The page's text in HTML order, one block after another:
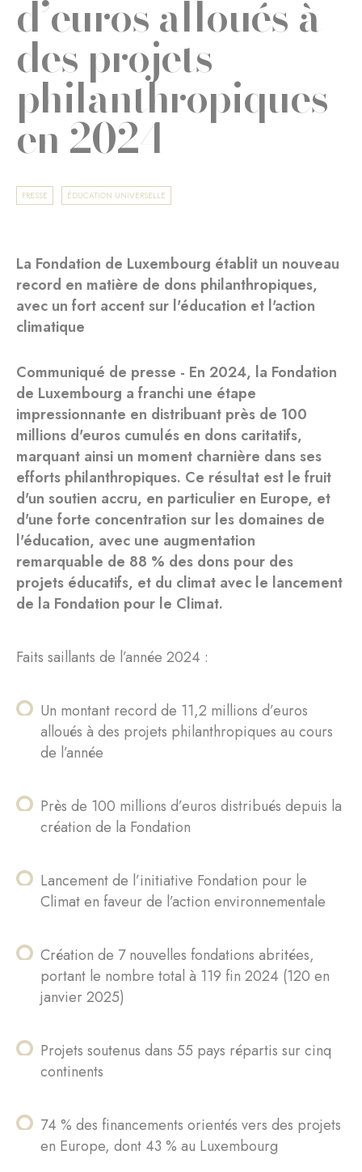
d’euros alloués à
des projets
philanthropiques
en 2024
PRESSE ÉDUCATION UNIVERSELLE
La Fondation de Luxembourg établit un nouveau
record en matière de dons philanthropiques,
avec un fort accent sur l'éducation et l'action
climatique
Communiqué de presse - En 2024, la Fondation
de Luxembourg a franchi une étape
impressionnante en distribuant près de 100
millions d'euros cumulés en dons caritatifs,
marquant ainsi un moment charnière dans ses
efforts philanthropiques. Ce résultat est le fruit
d'un soutien accru, en particulier en Europe, et
d'une forte concentration sur les domaines de
l'éducation, avec une augmentation
remarquable de 88 % des dons pour des
projets éducatifs, et du climat avec le lancement
de la Fondation pour le Climat.
Faits saillants de l’année 2024 :
Un montant record de 11,2 millions d’euros
alloués à des projets philanthropiques au cours
de l’année
Près de 100 millions d’euros distribués depuis la
création de la Fondation
Lancement de l’initiative Fondation pour le
Climat en faveur de l’action environnementale
Création de 7 nouvelles fondations abritées,
portant le nombre total à 119 fin 2024 (120 en
janvier 2025)
Projets soutenus dans 55 pays répartis sur cinq
continents
74 % des financements orientés vers des projets
en Europe, dont 43 % au Luxembourg